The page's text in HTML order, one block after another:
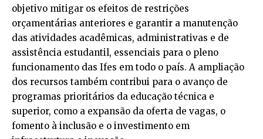
objetivo mitigar os efeitos de restrições
orçamentárias anteriores e garantir a manutenção
das atividades acadêmicas, administrativas e de
assistência estudantil, essenciais para o pleno
funcionamento das Ifes em todo o país. A ampliação
dos recursos também contribui para o avanço de
programas prioritários da educação técnica e
superior, como a expansão da oferta de vagas, o
fomento à inclusão e o investimento em